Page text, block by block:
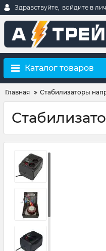
Здравствуйте, войдите в
Каталог товаров
Главная Стабилизаторы